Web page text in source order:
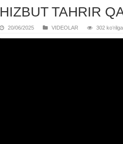
HIZBUT TAHRIR
20/06/2025 VIDЕOLAR 302